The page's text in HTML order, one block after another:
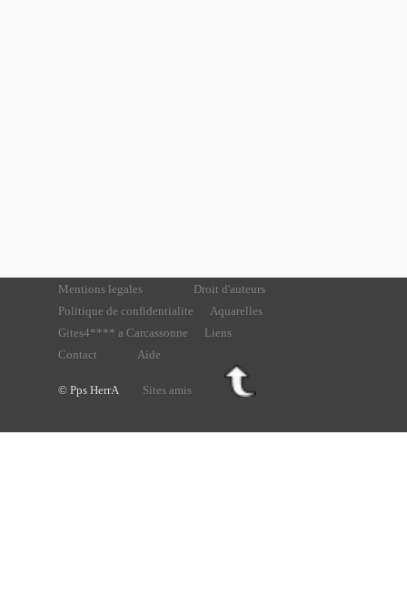
Mentions legales
Droit d'auteurs
Politique de confidentialite
Aquarelles
Gites4**** a Carcassonne
Liens
Contact
Aide
© Pps HerrA Sites amis